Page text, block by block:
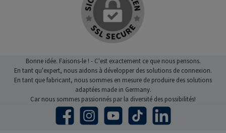
Bonne idée. Faisons-le ! - C'est exactement ce que nous pensons.
En tant qu'expert, nous aidons à développer des solutions de connexion.
En tant que fabricant, nous sommes en mesure de produire des solutions
adaptées made in Germany.
Car nous sommes passionnés par la diversité des possibilités!
Facebook Instagram YouTube TikTok LinkedIn